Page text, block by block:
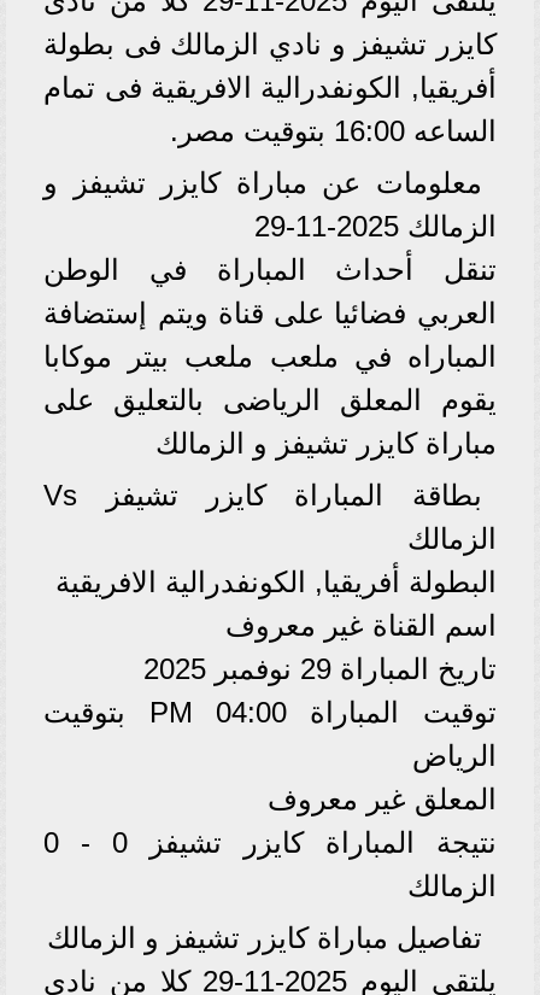
كايزر تشيفز و نادي الزمالك فى بطولة
أفريقيا, الكونفدرالية الافريقية فى تمام
الساعه 16:00 بتوقيت مصر.
معلومات عن مباراة كايزر تشيفز و
الزمالك 2025-11-29
تنقل أحداث المباراة في الوطن
العربي فضائيا على قناة ويتم إستضافة
المباراه في ملعب ملعب بيتر موكابا
يقوم المعلق الرياضى بالتعليق على
مباراة كايزر تشيفز و الزمالك
بطاقة المباراة كايزر تشيفز Vs
الزمالك
البطولة أفريقيا, الكونفدرالية الافريقية
اسم القناة غير معروف
تاريخ المباراة 29 نوفمبر 2025
توقيت المباراة 04:00 PM بتوقيت
الرياض
المعلق غير معروف
نتيجة المباراة كايزر تشيفز 0 - 0
الزمالك
تفاصيل مباراة كايزر تشيفز و الزمالك
يلتقى اليوم 2025-11-29 كلا من نادى